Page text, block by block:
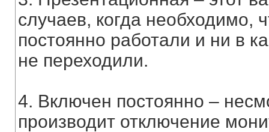
случаев, когда необходимо,
постоянно работали и ни в
не переходили.
4. Включен постоянно –
производит отключение